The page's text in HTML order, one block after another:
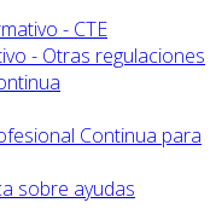
- CTE
- Otras regulaciones
Continua para
sobre ayudas